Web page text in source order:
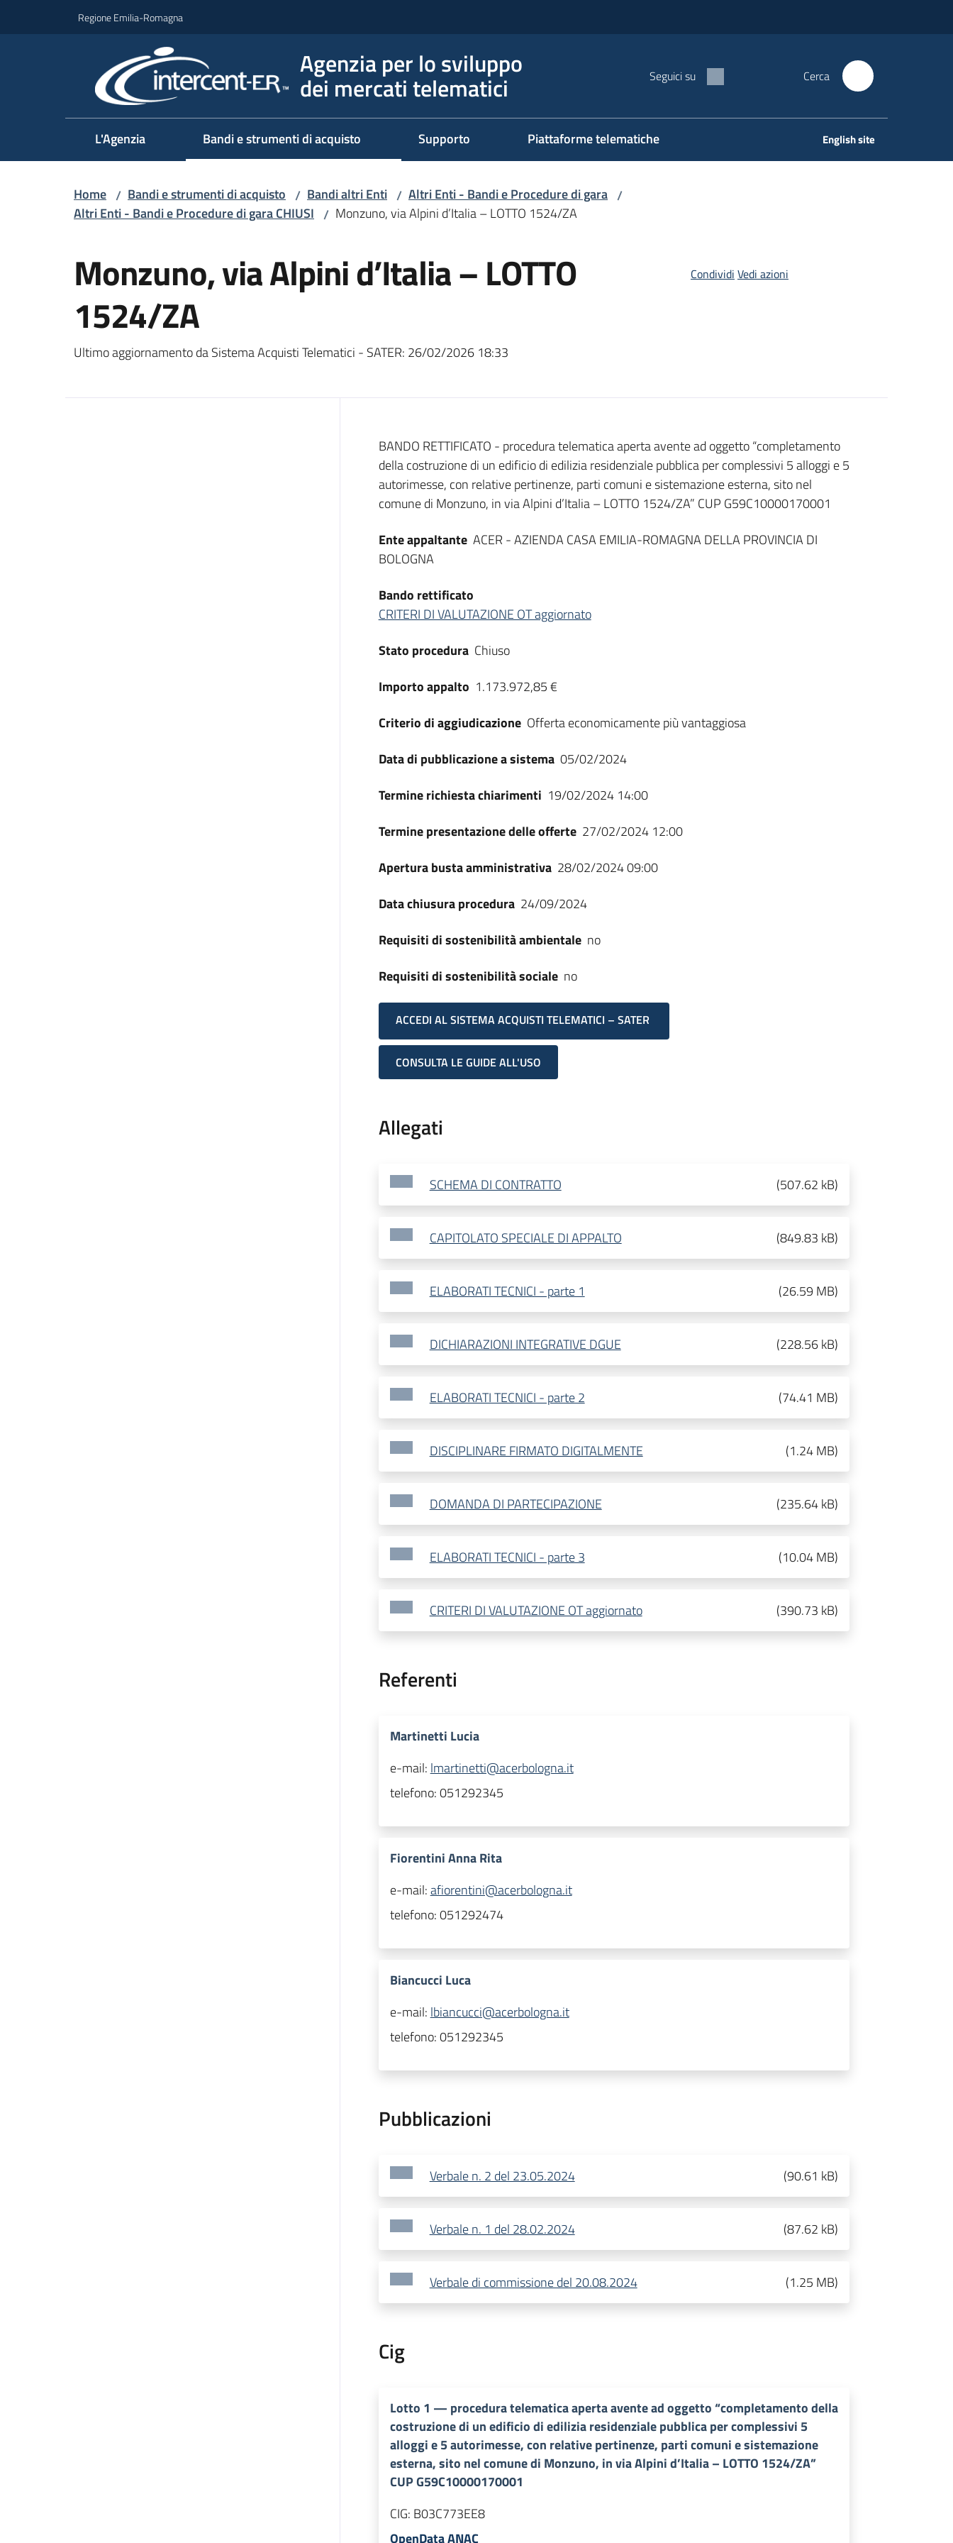
Regione Emilia-Romagna
Agenzia per lo sviluppo
dei mercati telematici Seguici su Cerca
L'Agenzia Bandi e strumenti di acquisto Supporto Piattaforme telematiche English site
Home / Bandi e strumenti di acquisto / Bandi altri Enti / Altri Enti - Bandi e Procedure di gara /
Altri Enti - Bandi e Procedure di gara CHIUSI / Monzuno, via Alpini d’Italia – LOTTO 1524/ZA
Monzuno, via Alpini d’Italia – LOTTO
1524/ZA
Ultimo aggiornamento da Sistema Acquisti Telematici - SATER: 26/02/2026 18:33
Condividi Vedi azioni
Dati del bando
BANDO RETTIFICATO - procedura telematica aperta avente ad oggetto “completamento
della costruzione di un edificio di edilizia residenziale pubblica per complessivi 5 alloggi e 5
autorimesse, con relative pertinenze, parti comuni e sistemazione esterna, sito nel
comune di Monzuno, in via Alpini d’Italia – LOTTO 1524/ZA” CUP G59C10000170001
Ente appaltante ACER - AZIENDA CASA EMILIA-ROMAGNA DELLA PROVINCIA DI
BOLOGNA
Bando rettificato
CRITERI DI VALUTAZIONE OT aggiornato
Stato procedura Chiuso
Importo appalto 1.173.972,85 €
Criterio di aggiudicazione Offerta economicamente più vantaggiosa
Data di pubblicazione a sistema 05/02/2024
Termine richiesta chiarimenti 19/02/2024 14:00
Termine presentazione delle offerte 27/02/2024 12:00
Apertura busta amministrativa 28/02/2024 09:00
Data chiusura procedura 24/09/2024
Requisiti di sostenibilità ambientale no
Requisiti di sostenibilità sociale no
ACCEDI AL SISTEMA ACQUISTI TELEMATICI – SATER
CONSULTA LE GUIDE ALL'USO
Allegati
SCHEMA DI CONTRATTO (507.62 kB)
CAPITOLATO SPECIALE DI APPALTO (849.83 kB)
ELABORATI TECNICI - parte 1 (26.59 MB)
DICHIARAZIONI INTEGRATIVE DGUE (228.56 kB)
ELABORATI TECNICI - parte 2 (74.41 MB)
DISCIPLINARE FIRMATO DIGITALMENTE (1.24 MB)
DOMANDA DI PARTECIPAZIONE (235.64 kB)
ELABORATI TECNICI - parte 3 (10.04 MB)
CRITERI DI VALUTAZIONE OT aggiornato (390.73 kB)
Referenti
Martinetti Lucia
e-mail: lmartinetti@acerbologna.it
telefono:051292345
Fiorentini Anna Rita
e-mail:afiorentini@acerbologna.it
telefono:051292474
Biancucci Luca
e-mail: lbiancucci@acerbologna.it
telefono:051292345
Pubblicazioni
Verbale n. 2 del 23.05.2024 (90.61 kB)
Verbale n. 1 del 28.02.2024 (87.62 kB)
Verbale di commissione del 20.08.2024 (1.25 MB)
Cig
Lotto 1 — procedura telematica aperta avente ad oggetto “completamento della
costruzione di un edificio di edilizia residenziale pubblica per complessivi 5
alloggi e 5 autorimesse, con relative pertinenze, parti comuni e sistemazione
esterna, sito nel comune di Monzuno, in via Alpini d’Italia – LOTTO 1524/ZA”
CUP G59C10000170001
CIG: B03C773EE8
OpenData ANAC